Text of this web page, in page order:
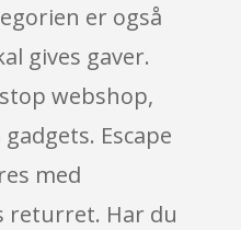
er også
gives gaver.
webshop,
Escape
med
returret. Har du